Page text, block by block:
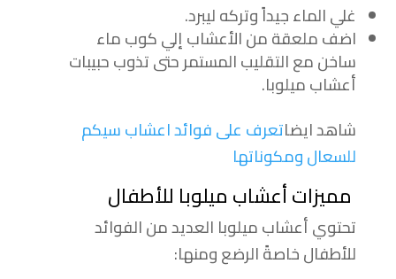
غلي الماء جيداً وتركه ليبرد.
اضف ملعقة من الأعشاب إلي كوب ماء
ساخن مع التقليب المستمر حتى تذوب حبيبات
أعشاب ميلوبا.
شاهد ايضاتعرف على فوائد اعشاب سيكم
للسعال ومكوناتها
مميزات أعشاب ميلوبا للأطفال
تحتوي أعشاب ميلوبا العديد من الفوائد
للأطفال خاصةً الرضع ومنها: